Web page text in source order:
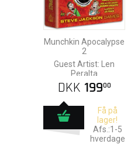
Munchkin Apocalypse
2
Guest Artist: Len
Peralta
DKK 19900
Få på
lager!
Afs.:1-5
hverdage